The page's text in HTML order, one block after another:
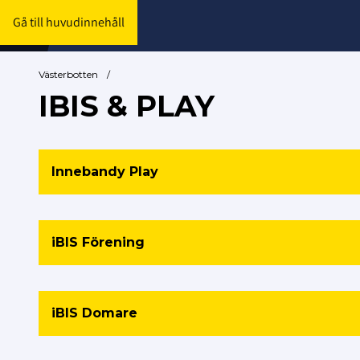
Gå till huvudinnehåll
Västerbotten /
IBIS & PLAY
Innebandy Play
iBIS Förening
iBIS Domare